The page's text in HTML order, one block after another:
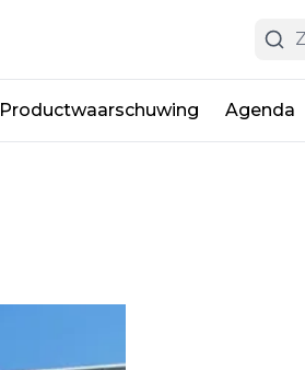
Productwaarschuwing Agenda